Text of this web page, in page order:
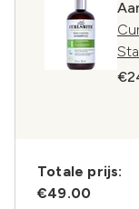
Totale prijs:
€49.00